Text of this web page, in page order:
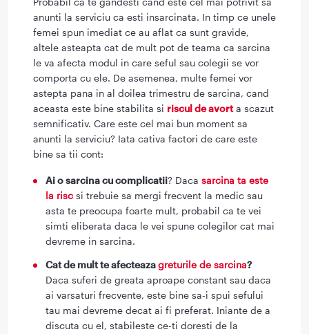
anunti la serviciu ca esti insarcinata. In timp ce unele
femei spun imediat ce au aflat ca sunt gravide,
altele asteapta cat de mult pot de teama ca sarcina
le va afecta modul in care seful sau colegii se vor
comporta cu ele. De asemenea, multe femei vor
astepta pana in al doilea trimestru de sarcina, cand
aceasta este bine stabilita si riscul de avorta scazut
semnificativ. Care este cel mai bun moment sa
anunti la serviciu? Iata cativa factori de care este
bine sa tii cont:
Ai o sarcina cu complicatii? Dacasarcina ta este
la risc si trebuie sa mergi frecvent la medic sau
asta te preocupa foarte mult, probabil ca te vei
simti eliberata daca le vei spune colegilor cat mai
devreme in sarcina.
Cat de mult te afecteazagreturile de sarcina?
Daca suferi de greata aproape constant sau daca
ai varsaturi frecvente, este bine sa-i spui sefului
tau mai devreme decat ai fi preferat. Iniante de a
discuta cu el, stabileste ce-ti doresti de la